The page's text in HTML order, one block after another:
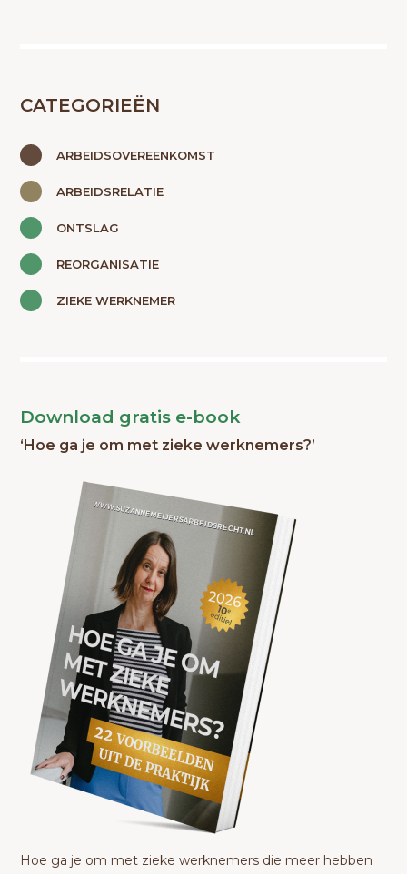
CATEGORIEËN
ARBEIDSOVEREENKOMST
ARBEIDSRELATIE
ONTSLAG
REORGANISATIE
ZIEKE WERKNEMER
Download gratis e-book
‘Hoe ga je om met zieke werknemers?’
Hoe ga je om met zieke werknemers die meer hebben